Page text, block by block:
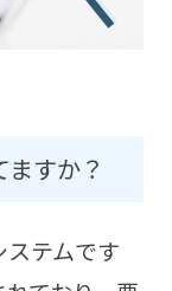
すか？
テムです